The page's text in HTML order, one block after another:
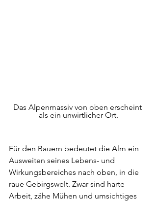
Das Alpenmassiv von oben erscheint
als ein unwirtlicher Ort.
Für den Bauern bedeutet die Alm ein
Ausweiten seines Lebens- und
Wirkungsbereiches nach oben, in die
raue Gebirgswelt. Zwar sind harte
Arbeit, zähe Mühen und umsichtiges